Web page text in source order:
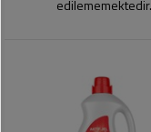
edilememektedir.